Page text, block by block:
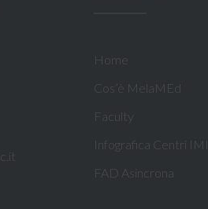
Home
Cos’è MelaMEd
Faculty
Infografica Centri IMI
FAD Asincrona